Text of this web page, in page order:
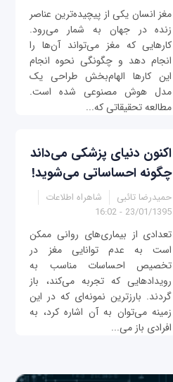
مغز انسان یکی از پیچیده‌ترین عناصر
زنده در جهان به شمار می‌رود.
کارهایی که مغز می‌تواند آن‌ها را
انجام دهد و چگونگی نحوه انجام
این کارها الهام‌بخش طراحی یک
مدل هوش مصنوعی شده است.
مطالعه تحقیقاتی که...
اکنون دنیای پزشکی می‌داند
چگونه احساساتی می‌شوید!
حمیدرضا تائبی
شاهراه اطلاعات
23/01/1395 - 16:02
تعدادی از بیماری‌های روانی ممکن
است به عدم توانایی مغز در
تخصیص احساسات مناسب به
رویدادهایی که تجربه می‌کند، باز
گردند. بارزترین نمونه‌ای که در این
زمینه می‌توان به آن اشاره کرد، به
افرادی باز می‌...